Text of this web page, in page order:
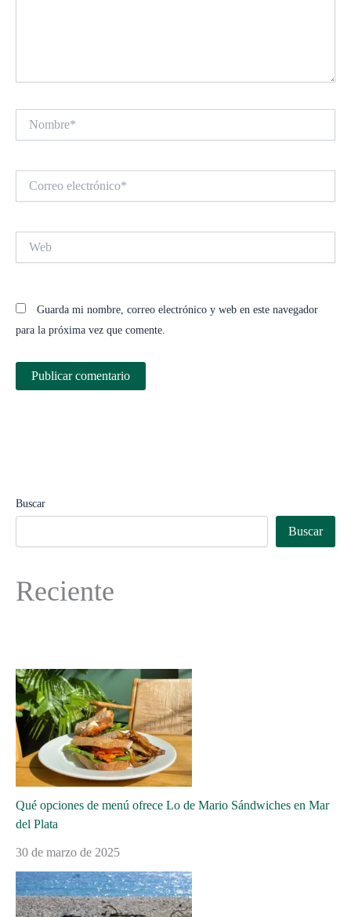
electrónico*
Guarda mi nombre, correo electrónico y web en este navegador
para la próxima vez que comente.
Buscar
Buscar
Reciente
Qué opciones de menú ofrece Lo de Mario Sándwiches en Mar
del Plata
30 de marzo de 2025